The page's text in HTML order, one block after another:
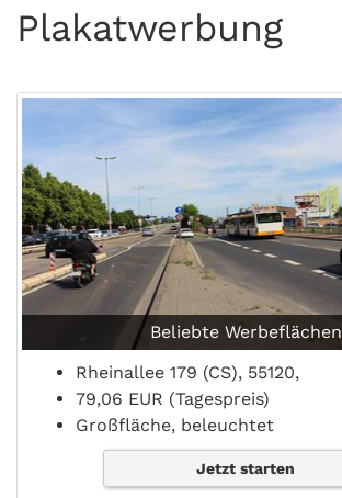
Plakatwerbung
Beliebte Werbeflächen
Rheinallee 179 (CS), 55120,
79,06 EUR (Tagespreis)
Großfläche, beleuchtet
Jetzt starten